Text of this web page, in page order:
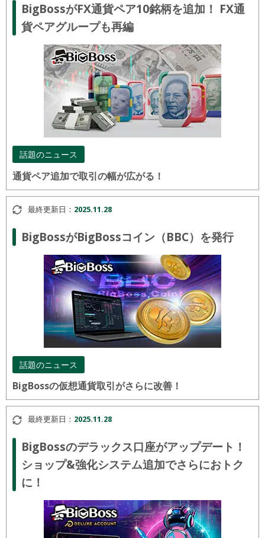
BigBossがFX通貨ペア10銘柄を追加！ FX通
貨ペアグループも再編
話題のニュース
通貨ペア追加で取引の幅が広がる！
最終更新日： 2025.11.28
BigBossがBigBossコイン（BBC）を発行
話題のニュース
BigBossの仮想通貨取引がさらに改善！
最終更新日： 2025.11.28
BigBossのデラックス口座がアップデート！
ショップ&強化システム追加でさらにおトク
に！